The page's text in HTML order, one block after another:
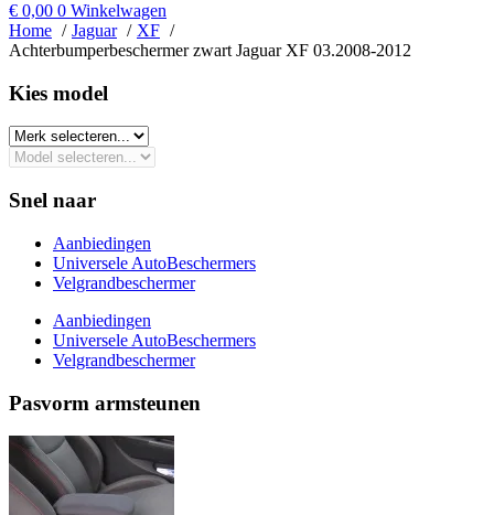
€ 0,00 0 Winkelwagen
Home
Jaguar
XF
Achterbumperbeschermer zwart Jaguar XF 03.2008-2012
Kies model​
Snel naar
Aanbiedingen
Universele AutoBeschermers
Velgrandbeschermer
Aanbiedingen
Universele AutoBeschermers
Velgrandbeschermer
Pasvorm armsteunen